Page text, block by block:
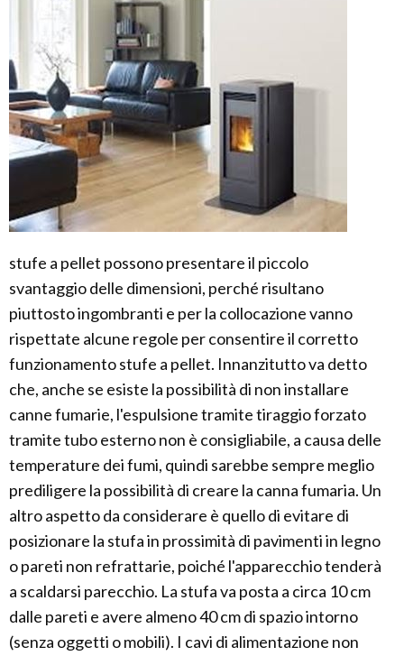
stufe a pellet possono presentare il piccolo
svantaggio delle dimensioni, perché risultano
piuttosto ingombranti e per la collocazione vanno
rispettate alcune regole per consentire il corretto
funzionamento stufe a pellet. Innanzitutto va detto
che, anche se esiste la possibilità di non installare
canne fumarie, l'espulsione tramite tiraggio forzato
tramite tubo esterno non è consigliabile, a causa delle
temperature dei fumi, quindi sarebbe sempre meglio
prediligere la possibilità di creare la canna fumaria. Un
altro aspetto da considerare è quello di evitare di
posizionare la stufa in prossimità di pavimenti in legno
o pareti non refrattarie, poiché l'apparecchio tenderà
a scaldarsi parecchio. La stufa va posta a circa 10 cm
dalle pareti e avere almeno 40 cm di spazio intorno
(senza oggetti o mobili). I cavi di alimentazione non